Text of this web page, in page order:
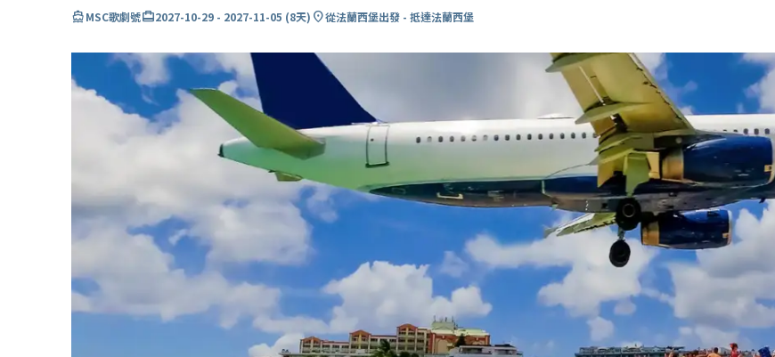
directions_boatMSC歌劇號card_travel2027-10-29 - 2027-11-05 (8天) location_on從法蘭西堡出發 - 抵達法蘭西堡